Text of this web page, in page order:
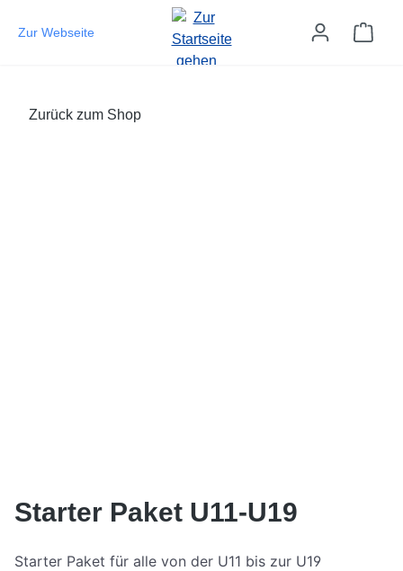
Zum Hauptinhalt springen
Zur Webseite
Zurück zum Shop
Starter Paket U11-U19
Starter Paket für alle von der U11 bis zur U19